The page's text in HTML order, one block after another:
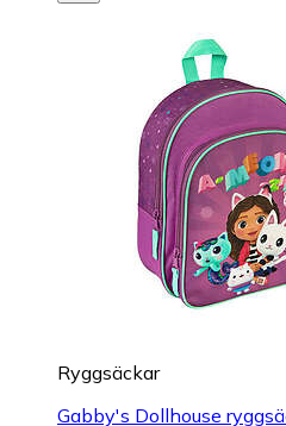
Ryggsäckar
Gabby's Dollhouse